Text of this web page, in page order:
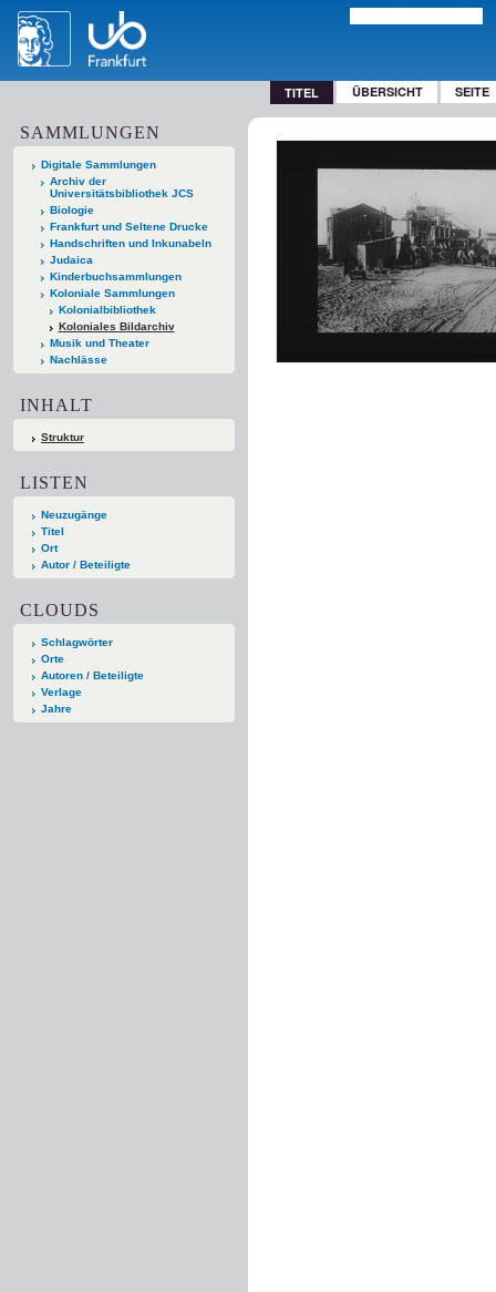
TITEL ÜBERSICHT SEITE
SAMMLUNGEN
Digitale Sammlungen
Archiv der
Universitätsbibliothek JCS
Biologie
Frankfurt und Seltene Drucke
Handschriften und Inkunabeln
Judaica
Kinderbuchsammlungen
Koloniale Sammlungen
Kolonialbibliothek
Koloniales Bildarchiv
Musik und Theater
Nachlässe
INHALT
Struktur
LISTEN
Neuzugänge
Titel
Ort
Autor / Beteiligte
CLOUDS
Schlagwörter
Orte
Autoren / Beteiligte
Verlage
Jahre